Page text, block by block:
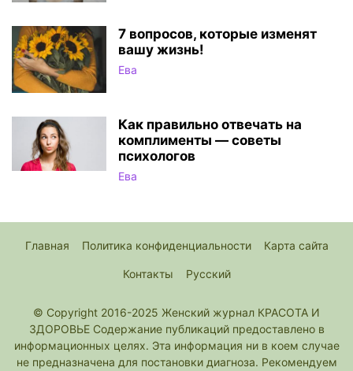
7 вопросов, которые изменят
вашу жизнь!
Ева
Как правильно отвечать на
комплименты — советы
психологов
Ева
Главная Политика конфиденциальности Карта сайта
Контакты Русский
© Copyright 2016-2025 Женский журнал КРАСОТА И
ЗДОРОВЬЕ Содержание публикаций предоставлено в
информационных целях. Эта информация ни в коем случае
не предназначена для постановки диагноза. Рекомендуем